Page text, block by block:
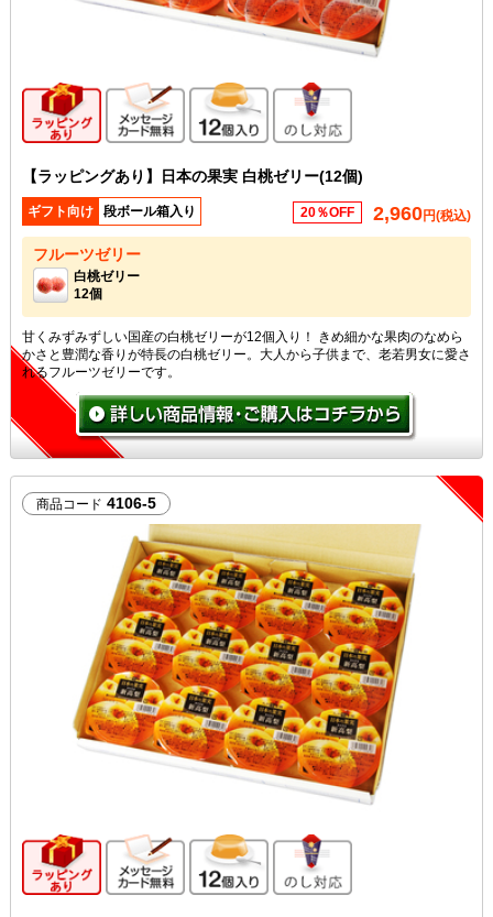
ギフト向け商品メッセージカード無料
12個入り のし対応
【ラッピングあり】日本の果実 白桃ゼリー(12個)
ギフト向け 段ボール箱入り 20％OFF 2,960円(税込)
フルーツゼリー
白桃ゼリー
12個
甘くみずみずしい国産の白桃ゼリーが12個入り！ きめ細かな果肉のなめら
かさと豊潤な香りが特長の白桃ゼリー。大人から子供まで、老若男女に愛さ
れるフルーツゼリーです。
商品コード 4106-5
ギフト向け商品メッセージカード無料
12個入り のし対応